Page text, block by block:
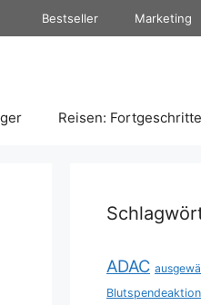
Bestseller Marketing
Reisen:
ADAC
Blutspendeaktion